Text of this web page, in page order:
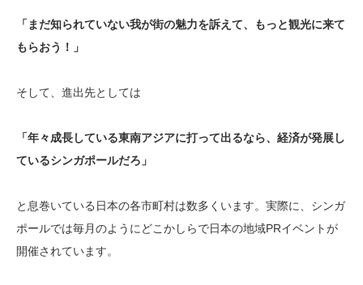
「まだ知られていない我が街の魅力を訴えて、もっと観光に来て
もらおう！」
そして、進出先としては
「年々成長している東南アジアに打って出るなら、経済が発展し
ているシンガポールだろ」
と息巻いている日本の各市町村は数多くいます。実際に、シンガ
ポールでは毎月のようにどこかしらで日本の地域PRイベントが
開催されています。